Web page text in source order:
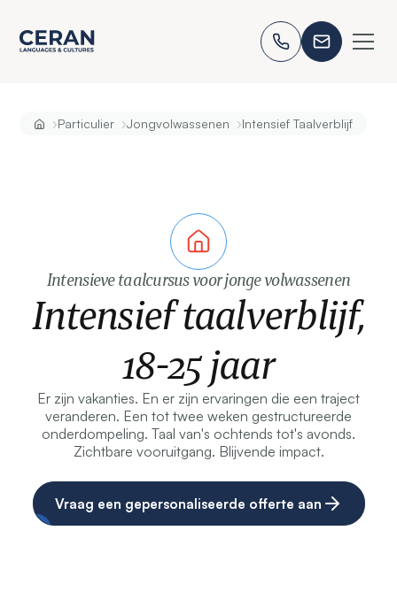
›Particulier ›Jongvolwassenen ›Intensief Taalverblijf
Intensieve taalcursus voor jonge volwassenen
Intensief taalverblijf,
18-25 jaar
Er zijn vakanties. En er zijn ervaringen die een traject
veranderen. Een tot twee weken gestructureerde
onderdompeling. Taal van's ochtends tot's avonds.
Zichtbare vooruitgang. Blijvende impact.
Vraag een gepersonaliseerde offerte aan